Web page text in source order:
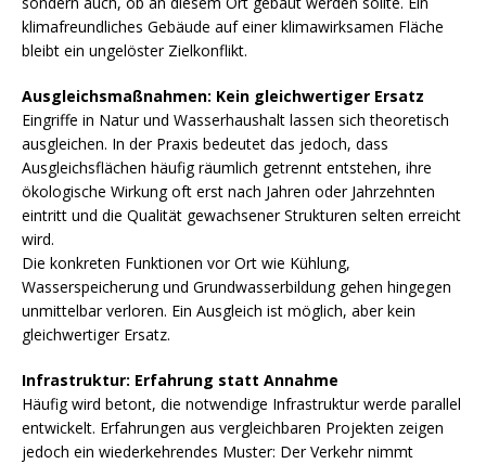
klimafreundliches Gebäude auf einer klimawirksamen Fläche
bleibt ein ungelöster Zielkonflikt.
Ausgleichsmaßnahmen: Kein gleichwertiger Ersatz
Eingriffe in Natur und Wasserhaushalt lassen sich theoretisch
ausgleichen. In der Praxis bedeutet das jedoch, dass
Ausgleichsflächen häufig räumlich getrennt entstehen, ihre
ökologische Wirkung oft erst nach Jahren oder Jahrzehnten
eintritt und die Qualität gewachsener Strukturen selten erreicht
wird.
Die konkreten Funktionen vor Ort wie Kühlung,
Wasserspeicherung und Grundwasserbildung gehen hingegen
unmittelbar verloren. Ein Ausgleich ist möglich, aber kein
gleichwertiger Ersatz.
Infrastruktur: Erfahrung statt Annahme
Häufig wird betont, die notwendige Infrastruktur werde parallel
entwickelt. Erfahrungen aus vergleichbaren Projekten zeigen
jedoch ein wiederkehrendes Muster: Der Verkehr nimmt